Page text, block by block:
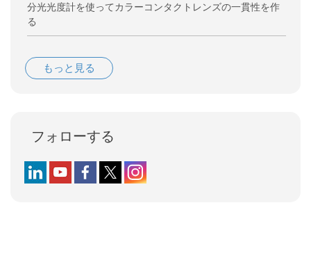
分光光度計を使ってカラーコンタクトレンズの一貫性を作
る
もっと見る
フォローする
Follow us on LinkedIn
Follow us on YouTube
Follow us on Facebook
Follow us on X (formerly Twitter)
Follow us on Instagram